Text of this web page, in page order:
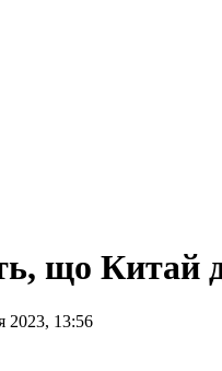
що Китай
2023, 13:56